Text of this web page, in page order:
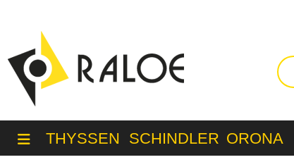
THYSSEN SCHINDLER ORONA